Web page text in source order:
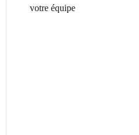
votre équipe